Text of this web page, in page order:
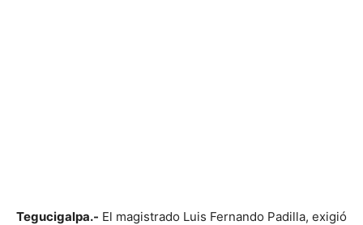
Tegucigalpa.- El magistrado Luis Fernando Padilla, exigió